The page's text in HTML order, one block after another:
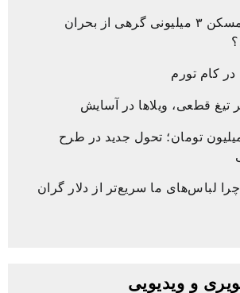
آیا پیشنهاد حق مسکن ۳ میلیونی گرهی از بحران
کام تورم
تیغ قطعی، ویلاها در آسایش
ماهانه ۱ میلیون تومان؛ تحول جدید در طرح
لباس‌های ما سریع‌تر از دلار گران
و ویدیویی